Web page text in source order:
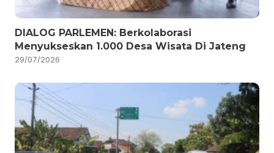
DIALOG PARLEMEN: Berkolaborasi
Menyukseskan 1.000 Desa Wisata Di Jateng
29/07/2026